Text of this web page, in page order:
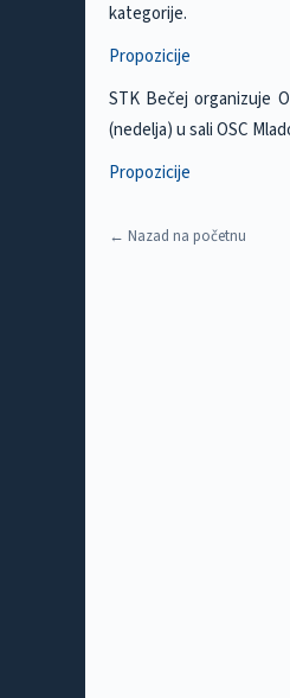
kategorije.
Propozicije
STK Bečej organizuje
(nedelja) u sali OSC
Propozicije
← Nazad na početnu